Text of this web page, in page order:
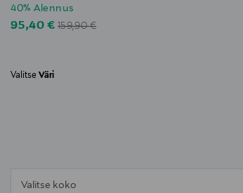
40% Alennus
Discounted Price
95,40 € Original Price
159,90 €
ValitseVäri
Valitse koko